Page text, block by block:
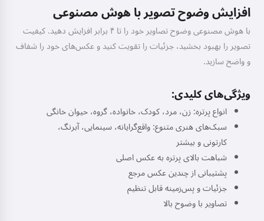
افزایش وضوح تصویر با هوش مصنوعی
با هوش مصنوعی وضوح تصاویر خود را تا ۴ برابر افزایش دهید. کیفیت
تصویر را بهبود بخشید، جزئیات را تقویت کنید و عکس‌های خود را شفاف
و واضح سازید.
ویژگی‌های کلیدی:
انواع پرتره: زن، مرد، کودک، خانواده، گروه، حیوان خانگی
سبک‌های هنری متنوع: واقع‌گرایانه، سینمایی، آبرنگ،
کارتونی و بیشتر
شباهت بالای پرتره به عکس اصلی
پشتیبانی از چندین عکس مرجع
جزئیات و پس‌زمینه قابل تنظیم
تصاویر با وضوح بالا